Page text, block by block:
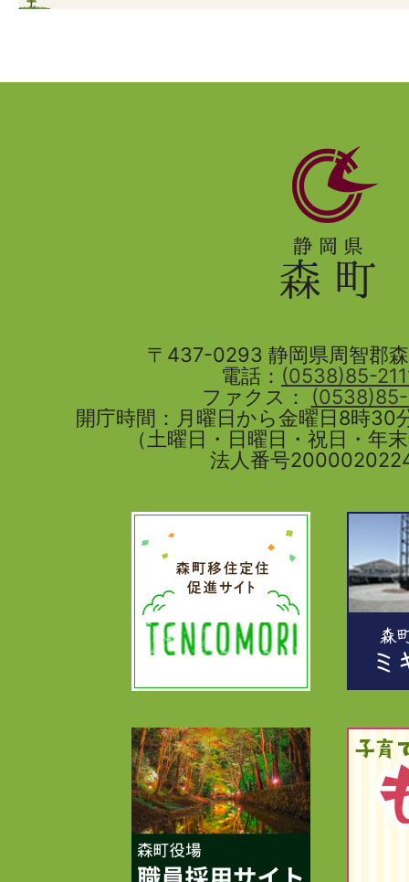
静
岡
県
森
町
〒437-0293 静岡県周智郡
電話： (0538)85-
ファクス：
開庁時間：月曜日から金曜日8時30
（土曜日・日曜日・祝日・年
法人番号